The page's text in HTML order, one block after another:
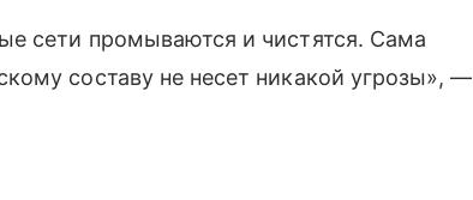
сети промываются и чистятся. Сама
составу не несет никакой угрозы», —